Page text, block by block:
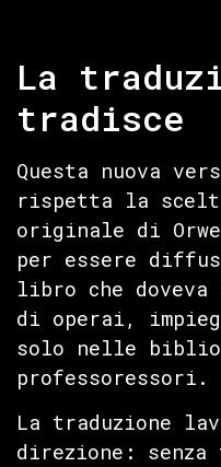
La
tradisce
Questa nuova
rispetta la
originale di
per essere
libro che
di operai,
solo nelle
professoressori.
La traduzione
direzione: senza